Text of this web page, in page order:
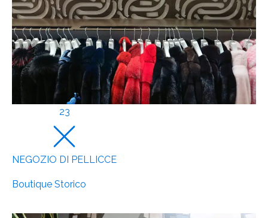
23
NEGOZIO DI PELLICCE
Boutique Storico